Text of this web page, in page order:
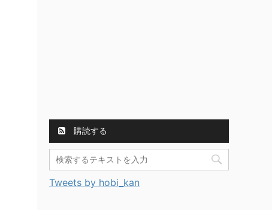
購読する
Tweets by hobi_kan